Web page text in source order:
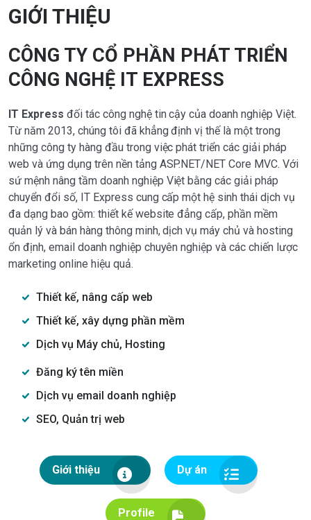
GIỚI THIỆU
CÔNG TY CỔ PHẦN PHÁT TRIỂN
CÔNG NGHỆ IT EXPRESS
IT Express đối tác công nghệ tin cậy của doanh nghiệp Việt.
Từ năm 2013, chúng tôi đã khẳng định vị thế là một trong
những công ty hàng đầu trong việc phát triển các giải pháp
web và ứng dụng trên nền tảng ASP.NET/NET Core MVC. Với
sứ mệnh nâng tầm doanh nghiệp Việt bằng các giải pháp
chuyển đổi số, IT Express cung cấp một hệ sinh thái dịch vụ
đa dạng bao gồm: thiết kế website đẳng cấp, phần mềm
quản lý và bán hàng thông minh, dịch vụ máy chủ và hosting
ổn định, email doanh nghiệp chuyên nghiệp và các chiến lược
marketing online hiệu quả.
Thiết kế, nâng cấp web
Thiết kế, xây dựng phần mềm
Dịch vụ Máy chủ, Hosting
Đăng ký tên miền
Dịch vụ email doanh nghiệp
SEO, Quản trị web
Giới thiệu Dự án
Profile